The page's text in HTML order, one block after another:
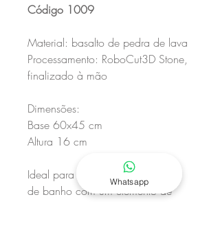
Código 1009
Material: basalto de pedra de lava
Processamento: RoboCut3D Stone,
finalizado à mão
Dimensões:
Base 60x45 cm
Altura 16 cm
Ideal para enriquecer a sua casa
de banho com um elemento de
Whatsapp